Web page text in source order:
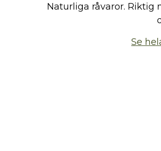
Naturliga råvaror. Riktig
Se